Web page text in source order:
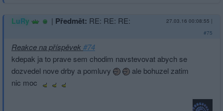
LuRy | Předmět: RE: RE: RE: 27.03.16 00:08:55 |
#75
Reakce na příspěvek#74
kdepak ja to prave sem chodim navstevovat abych se
dozvedel nove drby a pomluvy
ale bohuzel zatim
nic moc